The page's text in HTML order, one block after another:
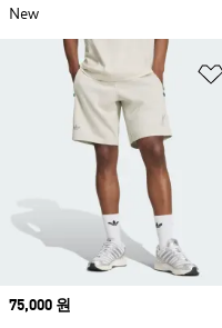
New
Price
75,000 원